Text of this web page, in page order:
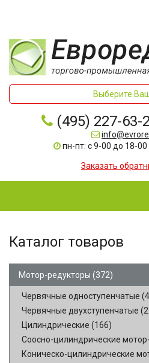
Выберите
(495) 227-63-
пн-пт: с 9-00 до 18-
Заказать
Каталог товаров
Мотор-редукторы (372)
Червячные одноступенчатые
Червячные двухступенчатые
Цилиндрические (166)
Соосно-цилиндрические
Коническо-цилиндрические